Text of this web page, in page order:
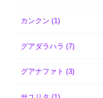
カンクン (1)
グアダラハラ (7)
グアナファト (3)